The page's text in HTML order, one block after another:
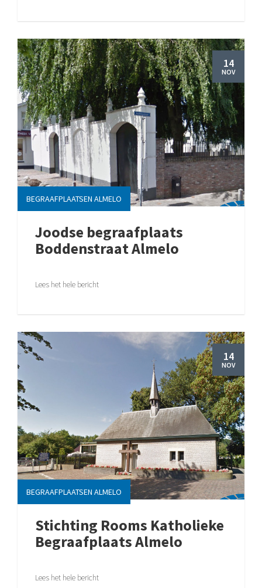
14
NOV
BEGRAAFPLAATSEN ALMELO
Joodse begraafplaats
Boddenstraat Almelo
Lees het hele bericht
14
NOV
BEGRAAFPLAATSEN ALMELO
Stichting Rooms Katholieke
Begraafplaats Almelo
Lees het hele bericht